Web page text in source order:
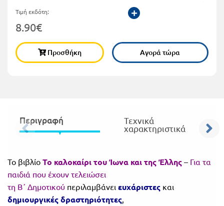
Μαθητικοί
Διαγωνισμοί
Παζλ και
Επιτραπέζια
όλο
το
Τιμή εκδότη:
8.90€
Προσθήκη Αγορά τώρα
Περιγραφή Τεχνικά
χαρακτηριστικά
Το βιβλίο Το καλοκαίρι του Ίωνα και της Έλλης – Για τα
παιδιά που έχουν τελειώσει
τη Β΄ Δημοτικού περιλαμβάνει ευχάριστες και
δημιουργικές δραστηριότητες,